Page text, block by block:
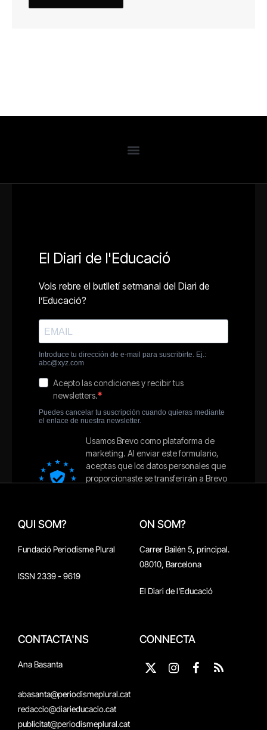
QUI SOM?
Fundació Periodisme Plural
ISSN 2339 - 9619
ON SOM?
Carrer Bailén 5, principal.
08010, Barcelona
El Diari de l'Educació
CONTACTA'NS
Ana Basanta
abasanta@periodismeplural.cat
redaccio@diarieducacio.cat
publicitat@periodismeplural.cat
CONNECTA
X
Instagram
Facebook
RSS